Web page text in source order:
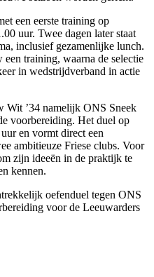
een eerste training op
uur. Twee dagen later staat
inclusief gezamenlijke lunch.
training, waarna de selectie
in wedstrijdverband in actie
Wit ’34 namelijk ONS Sneek
voorbereiding. Het duel op
en vormt direct een
ambitieuze Friese clubs. Voor
zijn ideeën in de praktijk te
kennen.
oefenduel tegen ONS
voor de Leeuwarders